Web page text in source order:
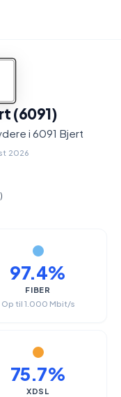
(6091)
i 6091 Bjert
2026
97.4%
FIBER
Op til 1.000 Mbit/s
75.7%
XDSL